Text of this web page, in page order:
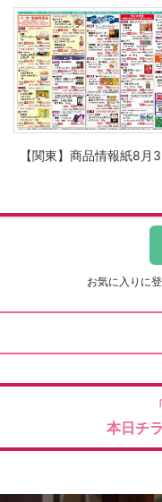
【関東】商品情報紙8月
お気に入りに
本日チ